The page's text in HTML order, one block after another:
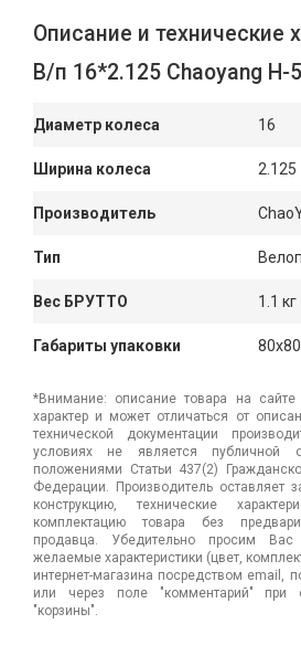
Описание и технические
В/п 16*2.125 Chaoyang Н-
Диаметр колеса 16
Ширина колеса 2.125
Производитель
Тип
Вес БРУТТО 1.1 кг
Габариты упаковки
*Внимание: описание товара на
характер и может отличаться от
технической документации
условиях не является публичной
положениями Статьи 437(2)
Федерации. Производитель оставляет
конструкцию, технические
комплектацию товара без
продавца. Убедительно просим Вас
желаемые характеристики (цвет,
интернет-магазина посредством email,
или через поле "комментарий" при
"корзины".